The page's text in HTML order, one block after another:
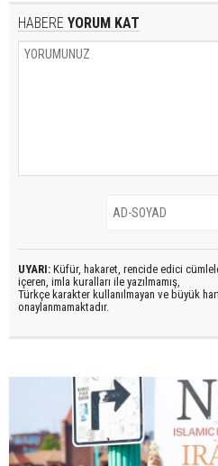
HABERE YORUM KAT
UYARI: Küfür, hakaret, rencide edici
içeren, imla kuralları ile yazılmamış,
Türkçe karakter kullanılmayan ve büyük
onaylanmamaktadır.